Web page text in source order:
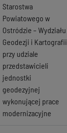
Starostwa
Powiatowego w
Ostródzie – Wydziału
Geodezji i Kartografii
przy udziale
przedstawicieli
jednostki
geodezyjnej
wykonującej prace
modernizacyjne